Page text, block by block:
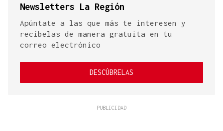
Newsletters La Región
Apúntate a las que más te interesen y
recíbelas de manera gratuita en tu
correo electrónico
DESCÚBRELAS